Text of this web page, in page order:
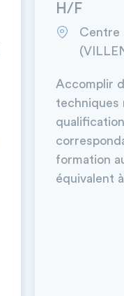
H/F
Centre
Accomplir
techniques
formation
équivalent